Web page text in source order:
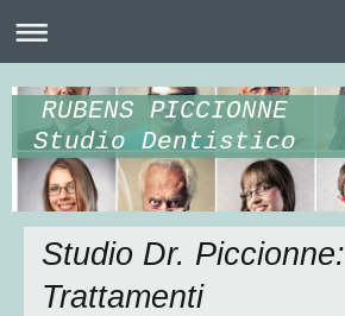
RUBENS PICCIONNE
Studio Dentistico
Studio Dr. Piccionne:
Trattamenti